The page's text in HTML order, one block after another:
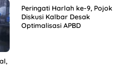
Peringati Harlah ke-9, Pojok
Diskusi Kalbar Desak
Optimalisasi APBD